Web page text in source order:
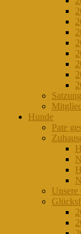
Satzung
Hunde
Pate